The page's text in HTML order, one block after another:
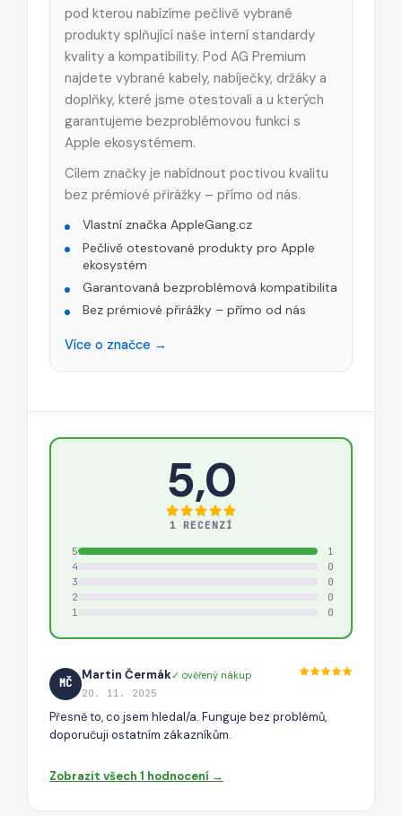
pod kterou nabízíme pečlivě vybrané
produkty splňující naše interní standardy
kvality a kompatibility. Pod AG Premium
najdete vybrané kabely, nabíječky, držáky a
doplňky, které jsme otestovali a u kterých
garantujeme bezproblémovou funkci s
Apple ekosystémem.
Cílem značky je nabídnout poctivou kvalitu
bez prémiové přirážky – přímo od nás.
Vlastní značka AppleGang.cz
Pečlivě otestované produkty pro Apple
ekosystém
Garantovaná bezproblémová kompatibilita
Bez prémiové přirážky – přímo od nás
Více o značce →
5,0
1 RECENZÍ
5
1
4
0
3
0
2
0
1
0
MČ
Martin Čermák✓ ověřený nákup
20. 11. 2025
Přesně to, co jsem hledal/a. Funguje bez problémů,
doporučuji ostatním zákazníkům.
Zobrazit všech 1 hodnocení →